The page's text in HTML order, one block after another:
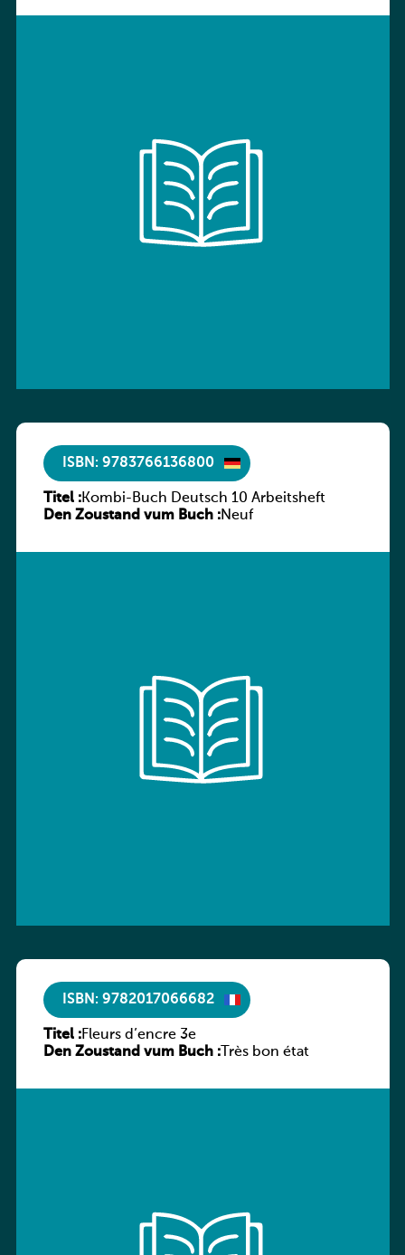
ISBN: 9783766136800
Titel :Kombi-Buch Deutsch 10 Arbeitsheft
Den Zoustand vum Buch :Neuf
ISBN: 9782017066682
Titel :Fleurs d’encre 3e
Den Zoustand vum Buch :Très bon état